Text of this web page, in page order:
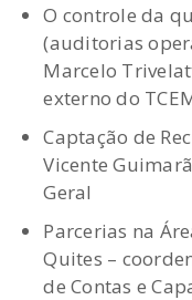
O controle da
(auditorias
Marcelo
externo do
Captação de
Vicente
Geral
Parcerias na
Quites –
de Contas e